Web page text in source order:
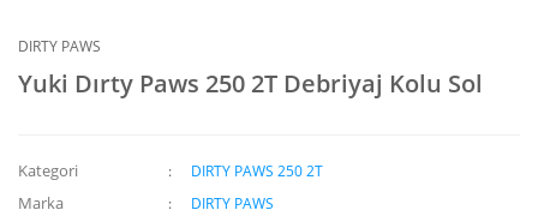
DIRTY PAWS
Yuki Dırty Paws 250 2T Debriyaj Kolu Sol
Kategori DIRTY PAWS 250 2T
Marka DIRTY PAWS